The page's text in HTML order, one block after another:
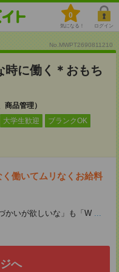
0
気になる！ ログイン
No.MWPT2690811210
時に働く＊おもち
品管理）
大学生歓迎 ブランクOK
く働いてムリなくお給料
かいが欲しいな」も「W ...
へ